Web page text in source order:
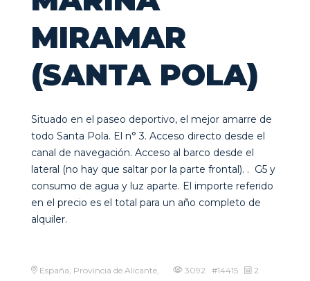
MIRAMAR
(SANTA POLA)
Situado en el paseo deportivo, el mejor amarre de
todo Santa Pola. El n° 3. Acceso directo desde el
canal de navegación. Acceso al barco desde el
lateral (no hay que saltar por la parte frontal). . G5 y
consumo de agua y luz aparte. El importe referido
en el precio es el total para un año completo de
alquiler.
España, Provincia de Alicante,
3092 #14415
2